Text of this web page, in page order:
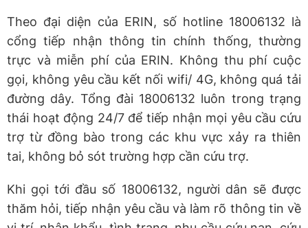
Theo đại diện của ERIN, số hotline 18006132 là
cổng tiếp nhận thông tin chính thống, thường
trực và miễn phí của ERIN. Không thu phí cuộc
gọi, không yêu cầu kết nối wifi/ 4G, không quá tải
đường dây. Tổng đài 18006132 luôn trong trạng
thái hoạt động 24/7 để tiếp nhận mọi yêu cầu cứu
trợ từ đồng bào trong các khu vực xảy ra thiên
tai, không bỏ sót trường hợp cần cứu trợ.
Khi gọi tới đầu số 18006132, người dân sẽ được
thăm hỏi, tiếp nhận yêu cầu và làm rõ thông tin về